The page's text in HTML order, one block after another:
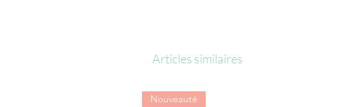
Articles similaires
Nouveauté